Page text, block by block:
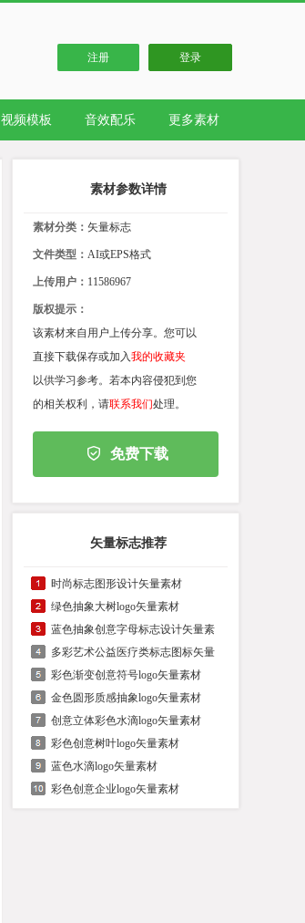
注册 登录
视频模板 音效配乐 更多素材
素材参数详情
素材分类： 矢量标志
文件类型： AI或EPS格式
上传用户： 11586967
版权提示：
该素材来自用户上传分享。您可以
直接下载保存或加入我的收藏夹
以供学习参考。若本内容侵犯到您
的相关权利，请联系我们处理。
免费下载
矢量标志推荐
时尚标志图形设计矢量素材
绿色抽象大树logo矢量素材
蓝色抽象创意字母标志设计矢量素
多彩艺术公益医疗类标志图标矢量
彩色渐变创意符号logo矢量素材
金色圆形质感抽象logo矢量素材
创意立体彩色水滴logo矢量素材
彩色创意树叶logo矢量素材
蓝色水滴logo矢量素材
彩色创意企业logo矢量素材